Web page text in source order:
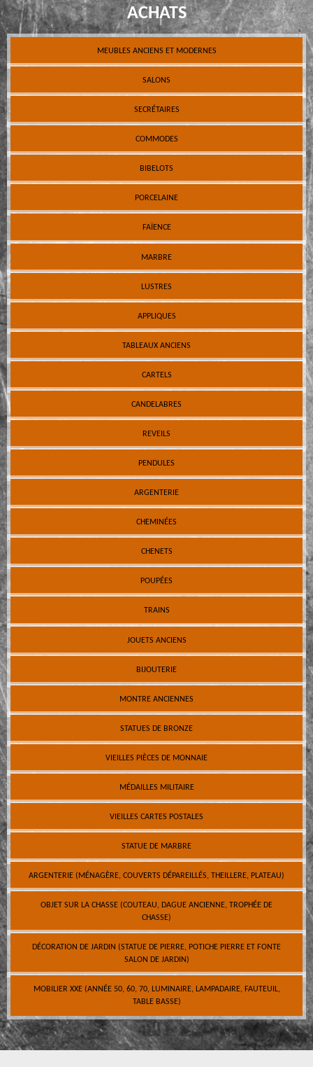
ACHATS
MEUBLES ANCIENS ET MODERNES
SALONS
SECRÉTAIRES
COMMODES
BIBELOTS
PORCELAINE
FAÏENCE
MARBRE
LUSTRES
APPLIQUES
TABLEAUX ANCIENS
CARTELS
CANDELABRES
REVEILS
PENDULES
ARGENTERIE
CHEMINÉES
CHENETS
POUPÉES
TRAINS
JOUETS ANCIENS
BIJOUTERIE
MONTRE ANCIENNES
STATUES DE BRONZE
VIEILLES PIÈCES DE MONNAIE
MÉDAILLES MILITAIRE
VIEILLES CARTES POSTALES
STATUE DE MARBRE
ARGENTERIE (MÉNAGÈRE, COUVERTS DÉPAREILLÉS, THEILLERE, PLATEAU)
OBJET SUR LA CHASSE (COUTEAU, DAGUE ANCIENNE, TROPHÉE DE
CHASSE)
DÉCORATION DE JARDIN (STATUE DE PIERRE, POTICHE PIERRE ET FONTE
SALON DE JARDIN)
MOBILIER XXE (ANNÉE 50, 60, 70, LUMINAIRE, LAMPADAIRE, FAUTEUIL,
TABLE BASSE)